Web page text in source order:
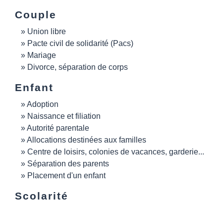
Couple
Union libre
Pacte civil de solidarité (Pacs)
Mariage
Divorce, séparation de corps
Enfant
Adoption
Naissance et filiation
Autorité parentale
Allocations destinées aux familles
Centre de loisirs, colonies de vacances, garderie...
Séparation des parents
Placement d'un enfant
Scolarité